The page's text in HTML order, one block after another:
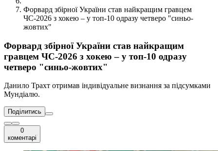
Форвард збірної України став найкращим гравцем
ЧС-2026 з хокею – у топ-10 одразу четверо "синьо-
жовтих"
Форвард збірної України став найкращим
гравцем ЧС-2026 з хокею – у топ-10 одразу
четверо "синьо-жовтих"
Данило Трахт отримав індивідуальне визнання за підсумками
Мундіалю.
Поділитись
0
коментарі